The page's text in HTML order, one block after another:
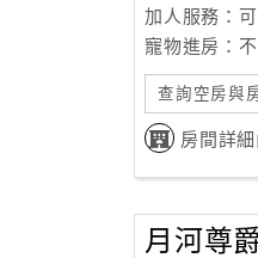
加人服務：
寵物進房：
查詢空房與
房間詳
月河尊